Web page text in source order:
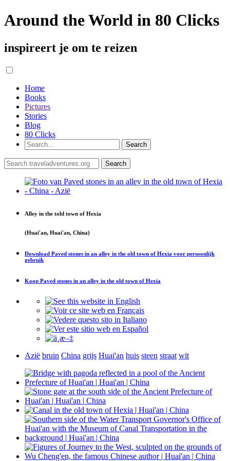
Around the World in 80 Clicks
inspireert je om te reizen
Home
Books
Pictures
Stories
Blog
80 Clicks
Alley in the told town of Hexia
(Huai'an, Huai'an, China)
Download Paved stones in an alley in the old town of Hexia voor persoonlijk
gebruik
Koop Paved stones in an alley in the old town of Hexia
Azië bruin China grijs Huai'an huis steen straat wit